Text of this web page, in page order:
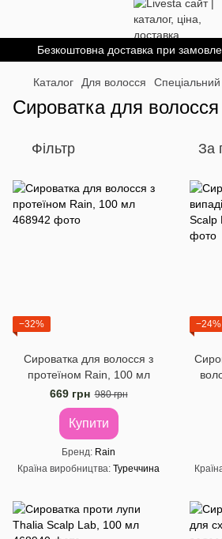
Безкоштовна доставка при
Каталог Для волосся
Сироватка для волосся
Фільтр За
−32%
Сироватка для волосся з
протеїном Rain, 100 мл
669 грн 980 грн
Купити
Бренд Rain
Країна виробництва Туреччина
−24%